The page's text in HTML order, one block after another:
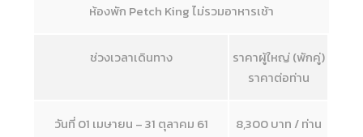
ห้องพัก Petch King ไม่รวมอาหารเช้า
ช่วงเวลาเดินทาง
ราคาผู้ใหญ่ (พักคู่)
ราคาต่อท่าน
วันที่ 01 เมษายน – 31 ตุลาคม 61 8,300 บาท / ท่าน